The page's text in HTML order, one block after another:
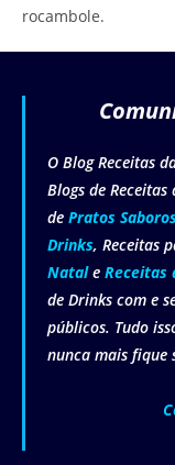
rocambole.
O Blog Receitas
Blogs de
de Pratos
Drinks, Receitas
Natale Receitas
de Drinks com e
públicos. Tudo
nunca mais fique